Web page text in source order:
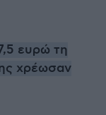
ευρώ τη
χρέωσαν